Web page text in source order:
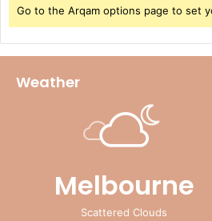
Go to the Arqam options page to set
Weather
Melbourne
Scattered Clouds